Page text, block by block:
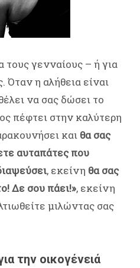
τους γενναίους – ή για
Όταν η αλήθεια είναι
να σας δώσει το
πέφτει στην καλύτερη
και θα σας
αυταπάτες που
, εκείνη θα σας
Δε σου πάει!», εκείνη
μιλώντας σας
την οικογένειά